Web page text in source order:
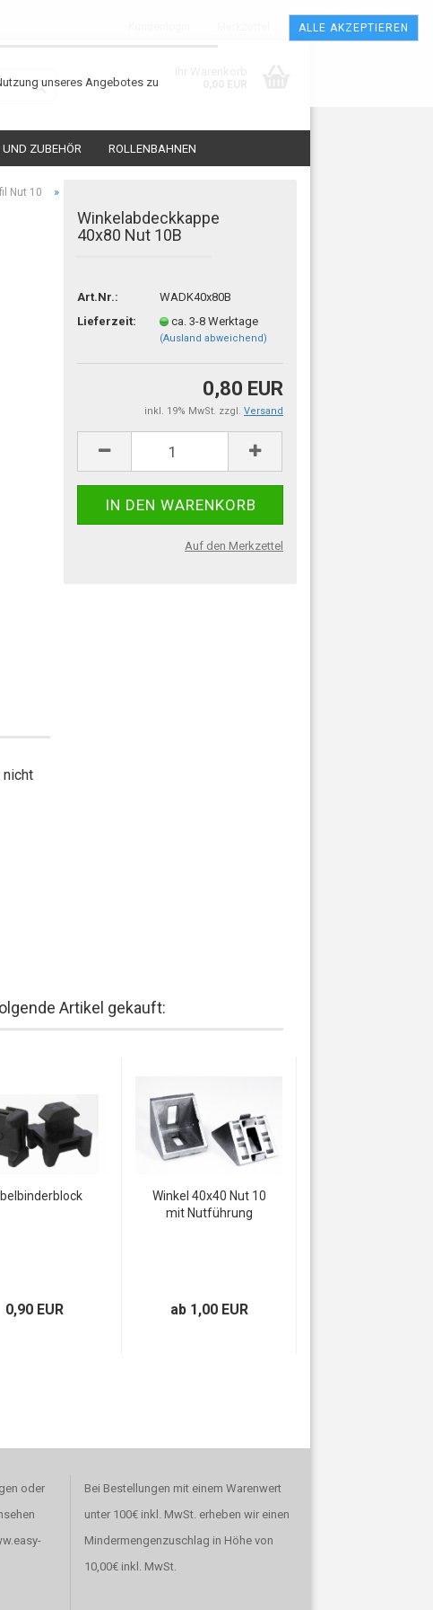
unseres Angebotes zu
ALLE AKZEPTIEREN
UND ZUBEHÖR ROLLENBAHNEN
Nut 10 »
Winkelabdeckkappe
40x80 Nut 10B
Art.Nr.:
WADK40x80B
Lieferzeit:
ca. 3-8 Werktage
(Ausland abweichend)
0,80 EUR
inkl. 19% MwSt. zzgl. Versand
Auf den Merkzettel
nicht
Artikel gekauft:
0,90 EUR
Winkel 40x40 Nut 10
mit Nutführung
ab 1,00 EUR
oder
Bei Bestellungen mit einem Warenwert
unter 100€ inkl. MwSt. erheben wir einen
Mindermengenzuschlag in Höhe von
10,00€ inkl. MwSt.